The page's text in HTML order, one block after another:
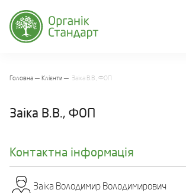
Головна Клієнти Заіка В.В., ФОП
Заіка В.В., ФОП
Контактна інформація
Заіка Володимир Володимирович